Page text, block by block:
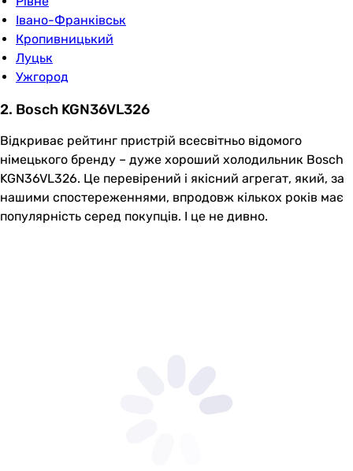
Івано-Франківськ
Кропивницький
Луцьк
Ужгород
2. Bosch KGN36VL326
Відкриває рейтинг пристрій всесвітньо відомого
німецького бренду – дуже хороший холодильник Bosch
KGN36VL326. Це перевірений і якісний агрегат, який, за
нашими спостереженнями, впродовж кількох років має
популярність серед покупців. І це не дивно.